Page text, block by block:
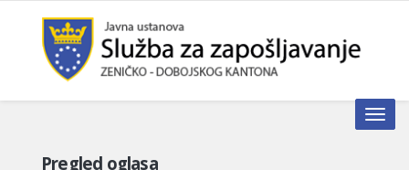
Toggle
Pregled oglasa